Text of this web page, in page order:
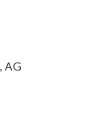
AG